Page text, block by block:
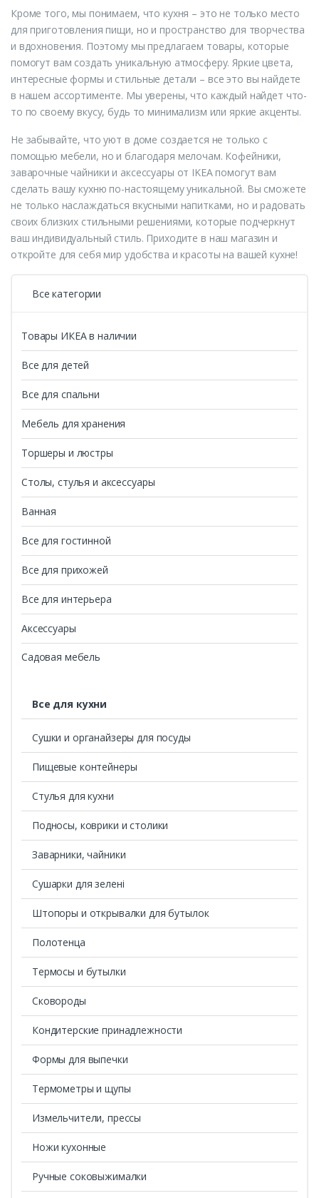
Кроме того, мы понимаем, что кухня – это не только место
для приготовления пищи, но и пространство для творчества
и вдохновения. Поэтому мы предлагаем товары, которые
помогут вам создать уникальную атмосферу. Яркие цвета,
интересные формы и стильные детали – все это вы найдете
в нашем ассортименте. Мы уверены, что каждый найдет что-
то по своему вкусу, будь то минимализм или яркие акценты.
Не забывайте, что уют в доме создается не только с
помощью мебели, но и благодаря мелочам. Кофейники,
заварочные чайники и аксессуары от IKEA помогут вам
сделать вашу кухню по-настоящему уникальной. Вы сможете
не только наслаждаться вкусными напитками, но и радовать
своих близких стильными решениями, которые подчеркнут
ваш индивидуальный стиль. Приходите в наш магазин и
откройте для себя мир удобства и красоты на вашей кухне!
Все категории
Товары ИКЕА в наличии
Все для детей
Все для спальни
Мебель для хранения
Торшеры и люстры
Столы, стулья и аксессуары
Ванная
Все для гостинной
Все для прихожей
Все для интерьера
Аксессуары
Садовая мебель
Все для кухни
Сушки и органайзеры для посуды
Пищевые контейнеры
Стулья для кухни
Подносы, коврики и столики
Заварники, чайники
Сушарки для зелені
Штопоры и открывалки для бутылок
Полотенца
Термосы и бутылки
Сковороды
Кондитерские принадлежности
Формы для выпечки
Термометры и щупы
Измельчители, прессы
Ножи кухонные
Ручные соковыжималки